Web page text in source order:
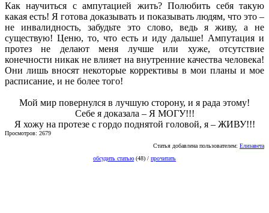
Как научиться с ампутацией жить? Полюбить себя такую
какая есть! Я готова доказывать и показывать людям, что это –
не инвалидность, забудьте это слово, ведь я живу, а не
существую! Ценю, то, что есть и иду дальше! Ампутация и
протез не делают меня лучше или хуже, отсутствие
конечности никак не влияет на внутренние качества человека!
Они лишь вносят некоторые коррективы в мои планы и мое
расписание, и не более того!
Мой мир повернулся в лучшую сторону, и я рада этому!
Себе я доказала – Я МОГУ!!!
Я хожу на протезе с гордо поднятой головой, я – ЖИВУ!!!
Просмотров: 2679
Статья добавлена пользователем: Елизавета
обсудить статью (48) / прочитать